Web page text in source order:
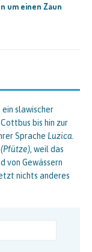
um einen Zaun
ein slawischer
bis hin zur
Sprache Luzica.
, weil das
von Gewässern
nichts anderes